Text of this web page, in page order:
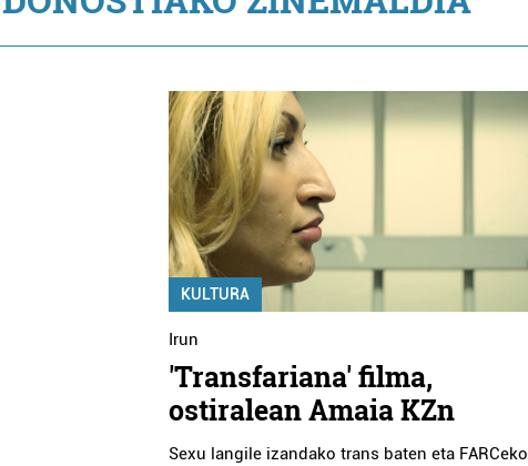
KULTURA
Irun
'Transfariana' filma,
ostiralean Amaia KZn
Sexu langile izandako trans baten eta FARCeko